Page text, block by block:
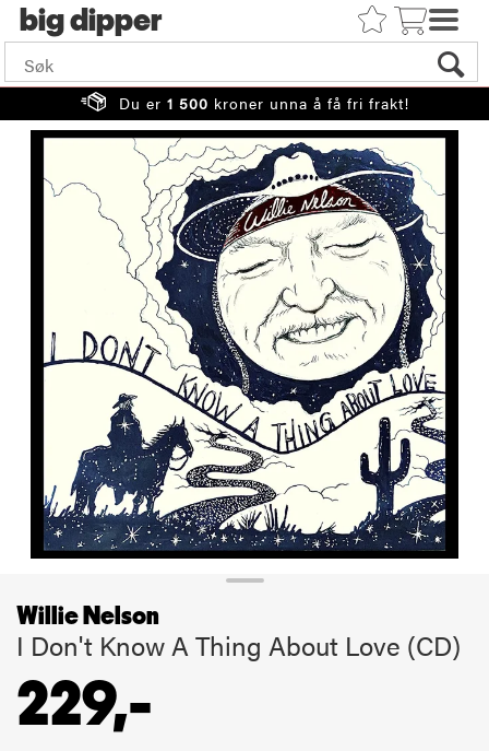
big
Du er 1 500 kroner unna å få fri frakt!
Willie Nelson
I Don't Know A Thing About Love (CD)
229,-